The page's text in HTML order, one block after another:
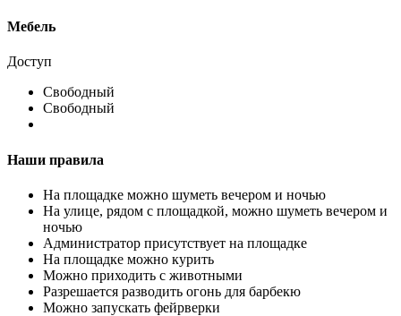
Мебель
Доступ
Свободный
Свободный
Наши правила
На площадке можно шуметь вечером и ночью
На улице, рядом с площадкой, можно шуметь вечером и
ночью
Администратор присутствует на площадке
На площадке можно курить
Можно приходить с животными
Разрешается разводить огонь для барбекю
Можно запускать фейрверки